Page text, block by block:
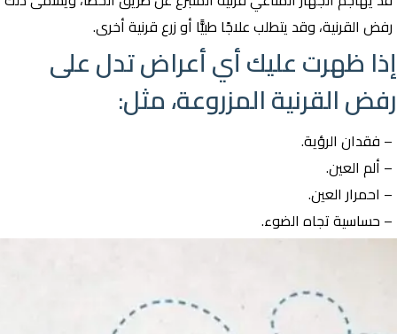
رفض القرنية، وقد يتطلب علاجًا طبيًّا أو زرع قرنية أخرى.
إذا ظهرت عليك أي أعراض تدل على
رفض القرنية المزروعة، مثل:
– فقدان الرؤية.
– ألم العين.
– احمرار العين.
– حساسية تجاه الضوء.